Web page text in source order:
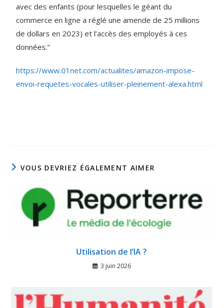
avec des enfants (pour lesquelles le géant du
commerce en ligne a réglé une amende de 25 millions
de dollars en 2023) et l’accès des employés à ces
données.”
https://www.01net.com/actualites/amazon-impose-
envoi-requetes-vocales-utiliser-pleinement-alexa.html
VOUS DEVRIEZ ÉGALEMENT AIMER
Utilisation de l’IA ?
3 juin 2026